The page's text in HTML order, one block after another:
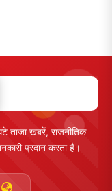
खबरें, राजनीतिक
प्रदान करता है।